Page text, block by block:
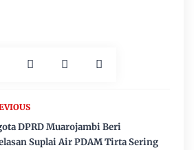
DPRD Muarojambi Beri
Suplai Air PDAM Tirta Sering